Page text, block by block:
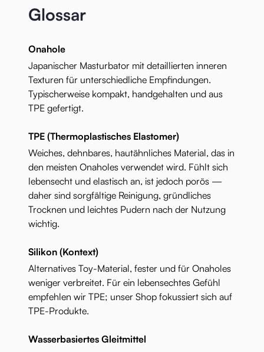
Glossar
Onahole
Japanischer Masturbator mit detaillierten inneren
Texturen für unterschiedliche Empfindungen.
Typischerweise kompakt, handgehalten und aus
TPE gefertigt.
TPE (Thermoplastisches Elastomer)
Weiches, dehnbares, hautähnliches Material, das in
den meisten Onaholes verwendet wird. Fühlt sich
lebensecht und elastisch an, ist jedoch porös —
daher sind sorgfältige Reinigung, gründliches
Trocknen und leichtes Pudern nach der Nutzung
wichtig.
Silikon (Kontext)
Alternatives Toy-Material, fester und für Onaholes
weniger verbreitet. Für ein lebensechtes Gefühl
empfehlen wir TPE; unser Shop fokussiert sich auf
TPE-Produkte.
Wasserbasiertes Gleitmittel